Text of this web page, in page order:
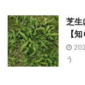
芝生
【
う